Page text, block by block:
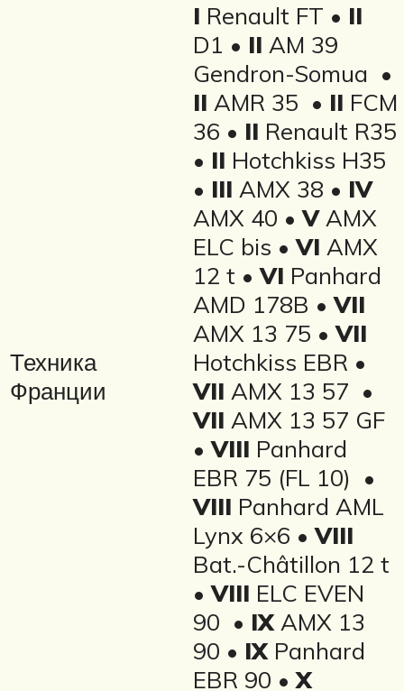
Техника
Франции
I Renault FT • II
D1 • II AM 39
Gendron-Somua •
II AMR 35 • II FCM
36 • II Renault R35
• II Hotchkiss H35
• III AMX 38 • IV
AMX 40 •VAMX
ELC bis •VI AMX
12 t •VI Panhard
AMD 178B •VII
AMX 13 75 •VII
Hotchkiss EBR •
VII AMX 13 57 •
VII AMX 13 57 GF
•VIII Panhard
EBR 75 (FL 10) •
VIII Panhard AML
Lynx 6×6 •VIII
Bat.-Châtillon 12 t
•VIII ELC EVEN
90 • IXAMX 13
90 • IXPanhard
EBR 90 •X